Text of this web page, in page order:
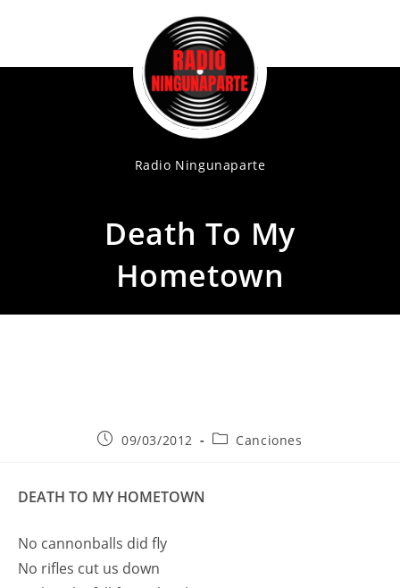
Radio Ningunaparte
Death To My
Hometown
Publicación
entrada:
09/03/2012
Categoría
Canciones
DEATH TO MY HOMETOWN
No cannonballs did fly
No rifles cut us down